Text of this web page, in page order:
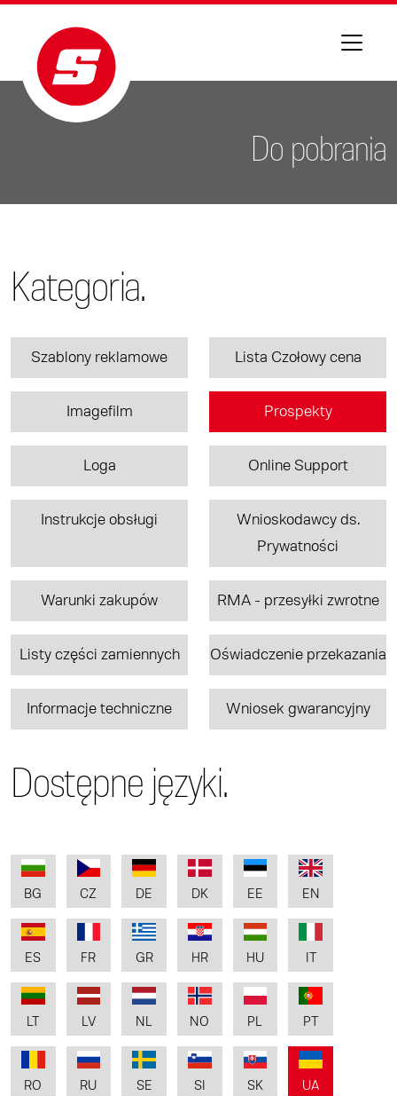
Do pobrania
Kategoria.
Szablony reklamowe Lista Czołowy cena
Imagefilm Prospekty
Loga Online Support
Instrukcje obsługi
Wnioskodawcy ds.
Prywatności
Warunki zakupów RMA - przesyłki zwrotne
Listy części zamiennych Oświadczenie przekazania
Informacje techniczne Wniosek gwarancyjny
Dostępne języki.
BG CZ DE DK EE EN
ES FR GR HR HU
LT LV NL NO PL PT
RO RU SE SI SK UA